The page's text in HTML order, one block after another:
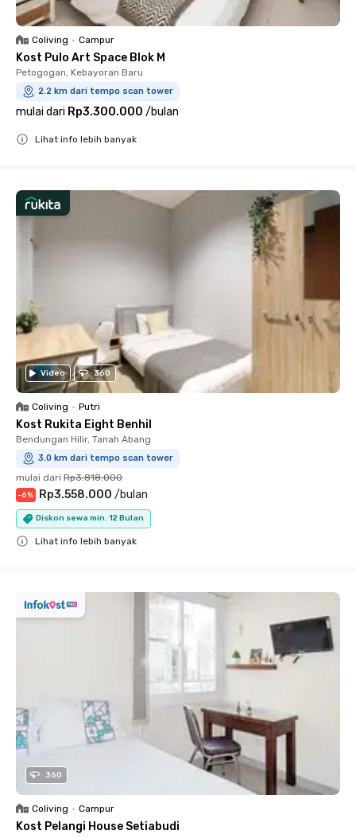
Coliving • Campur
Kost Pulo Art Space Blok M
Petogogan, Kebayoran Baru
2.2 km dari tempo scan tower
mulai dari Rp3.300.000 /bulan
Lihat info lebih banyak
Video 360
Coliving • Putri
Kost Rukita Eight Benhil
Bendungan Hilir, Tanah Abang
3.0 km dari tempo scan tower
mulai dari Rp3.818.000
-6% Rp3.558.000 /bulan
Diskon sewa min. 12 Bulan
Lihat info lebih banyak
360
Coliving • Campur
Kost Pelangi House Setiabudi